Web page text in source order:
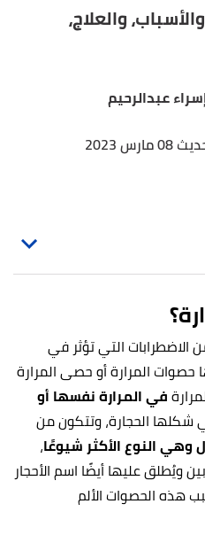
والعلاج،
عبدالرحيم
2023
الاضطرابات التي تؤثر في
المرارة أو حصى المرارة
في المرارة نفسها أو
شكلها الحجارة، وتتكون من
النوع الأكثر شيوعًا،
ويُطلق عليها أيضًا اسم الأحجار
هذه الحصوات الألم